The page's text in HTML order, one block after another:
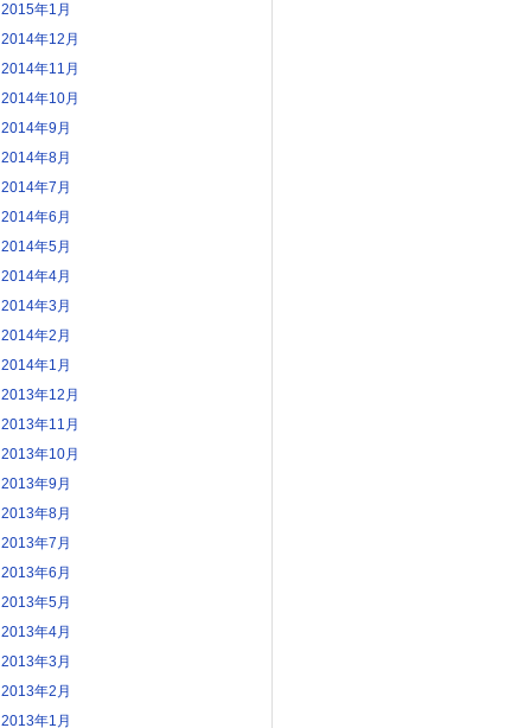
2015年1月
2014年12月
2014年11月
2014年10月
2014年9月
2014年8月
2014年7月
2014年6月
2014年5月
2014年4月
2014年3月
2014年2月
2014年1月
2013年12月
2013年11月
2013年10月
2013年9月
2013年8月
2013年7月
2013年6月
2013年5月
2013年4月
2013年3月
2013年2月
2013年1月